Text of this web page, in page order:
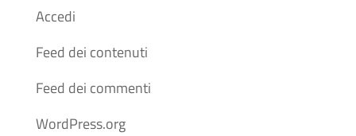
Accedi
Feed dei contenuti
Feed dei commenti
WordPress.org